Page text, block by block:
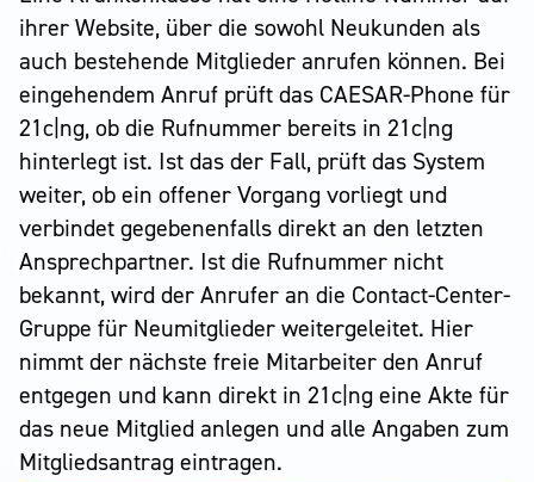
ihrer Website, über die sowohl Neukunden als
auch bestehende Mitglieder anrufen können. Bei
eingehendem Anruf prüft das CAESAR-Phone für
21c|ng, ob die Rufnummer bereits in 21c|ng
hinterlegt ist. Ist das der Fall, prüft das System
weiter, ob ein offener Vorgang vorliegt und
verbindet gegebenenfalls direkt an den letzten
Ansprechpartner. Ist die Rufnummer nicht
bekannt, wird der Anrufer an die Contact-Center-
Gruppe für Neumitglieder weitergeleitet. Hier
nimmt der nächste freie Mitarbeiter den Anruf
entgegen und kann direkt in 21c|ng eine Akte für
das neue Mitglied anlegen und alle Angaben zum
Mitgliedsantrag eintragen.